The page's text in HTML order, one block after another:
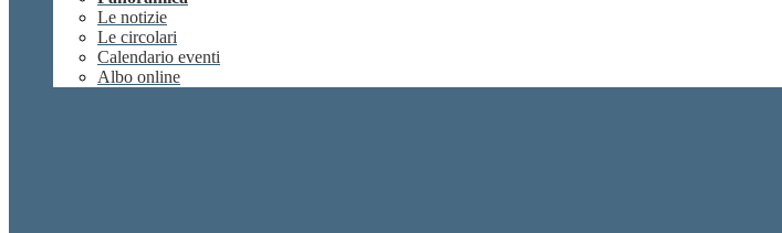
Le notizie
Le circolari
Calendario eventi
Albo online